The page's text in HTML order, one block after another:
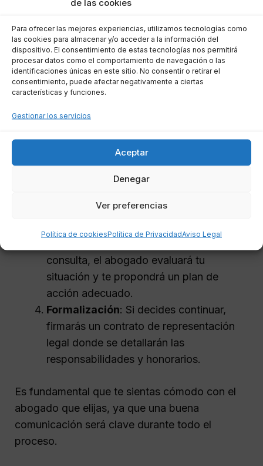
Para ofrecer las mejores experiencias, utilizamos tecnologías como
las cookies para almacenar y/o acceder a la información del
dispositivo. El consentimiento de estas tecnologías nos permitirá
procesar datos como el comportamiento de navegación o las
identificaciones únicas en este sitio. No consentir o retirar el
consentimiento, puede afectar negativamente a ciertas
características y funciones.
Gestionar los servicios
Aceptar
Denegar
Ver preferencias
Política de cookiesPolítica de PrivacidadAviso Legal
Henareses un proceso que puede facilitar la
comprensión y gestión de tu reclamación. A
continuación, te describimos algunos pasos
sencillos para obtener ayuda:
Investigación
Consulta inicial: Agenda una cita para
ofrecen consultas gratuitas o a bajo
consulta, el abogado evaluará tu
situación y te propondrá un plan de
acción adecuado.
Formalización: Si decides continuar,
firmarás un contrato de representación
legal donde se detallarán las
responsabilidades y honorarios.
Es fundamental que te sientas cómodo con el
abogado que elijas, ya que una buena
comunicación será clave durante todo el
proceso.